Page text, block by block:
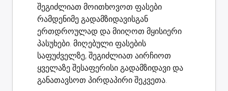
შეგიძლიათ მოითხოვოთ ფასები
რამდენიმე გადამზიდავისგან
ერთდროულად და მიიღოთ მყისიერი
პასუხები. მიღებული ფასების
საფუძველზე, შეგიძლიათ აირჩიოთ
ყველაზე შესაფერისი გადამზიდავი და
განათავსოთ პირდაპირი შეკვეთა.